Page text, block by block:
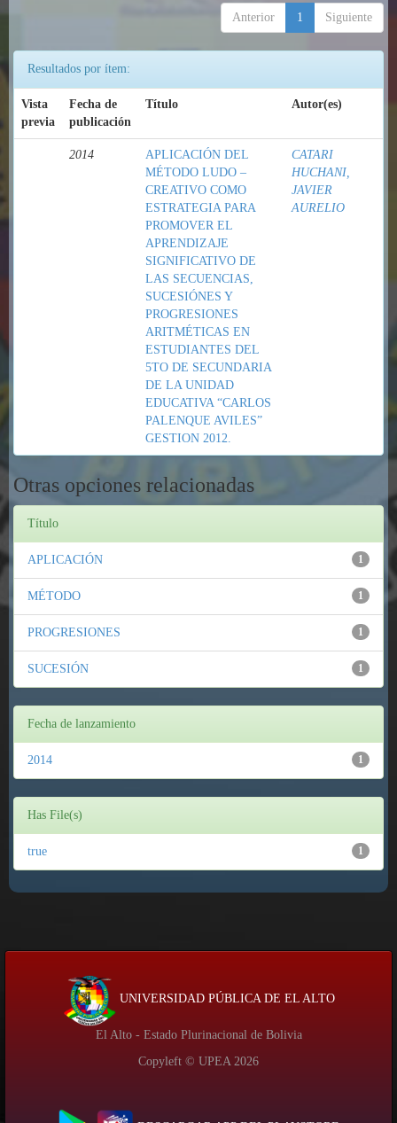
Anterior 1 Siguiente
Resultados por ítem:
Vista
previa
Fecha de
publicación
Título Autor(es)
2014
APLICACIÓN DEL
MÉTODO LUDO –
CREATIVO COMO
ESTRATEGIA PARA
PROMOVER EL
APRENDIZAJE
SIGNIFICATIVO DE
LAS SECUENCIAS,
SUCESIÓNES Y
PROGRESIONES
ARITMÉTICAS EN
ESTUDIANTES DEL
5TO DE SECUNDARIA
DE LA UNIDAD
EDUCATIVA “CARLOS
PALENQUE AVILES”
GESTION 2012.
CATARI
HUCHANI,
JAVIER
AURELIO
Otras opciones relacionadas
Título
1
APLICACIÓN
1
MÉTODO
1
PROGRESIONES
1
SUCESIÓN
Fecha de lanzamiento
1
2014
Has File(s)
1
true
UNIVERSIDAD PÚBLICA DE EL ALTO
El Alto - Estado Plurinacional de Bolivia
Copyleft © UPEA 2026